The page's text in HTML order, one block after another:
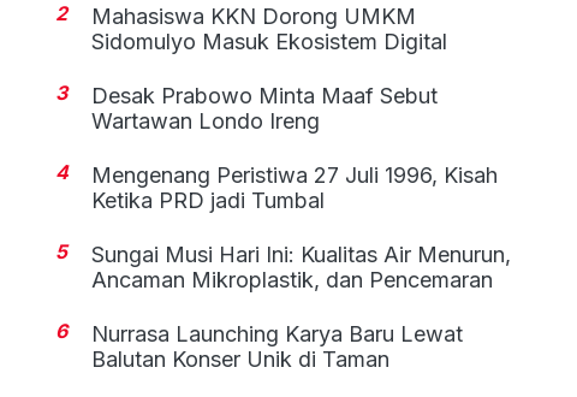
2
Mahasiswa KKN Dorong UMKM
Sidomulyo Masuk Ekosistem Digital
3
Desak Prabowo Minta Maaf Sebut
Wartawan Londo Ireng
4
Mengenang Peristiwa 27 Juli 1996, Kisah
Ketika PRD jadi Tumbal
5
Sungai Musi Hari Ini: Kualitas Air Menurun,
Ancaman Mikroplastik, dan Pencemaran
6
Nurrasa Launching Karya Baru Lewat
Balutan Konser Unik di Taman